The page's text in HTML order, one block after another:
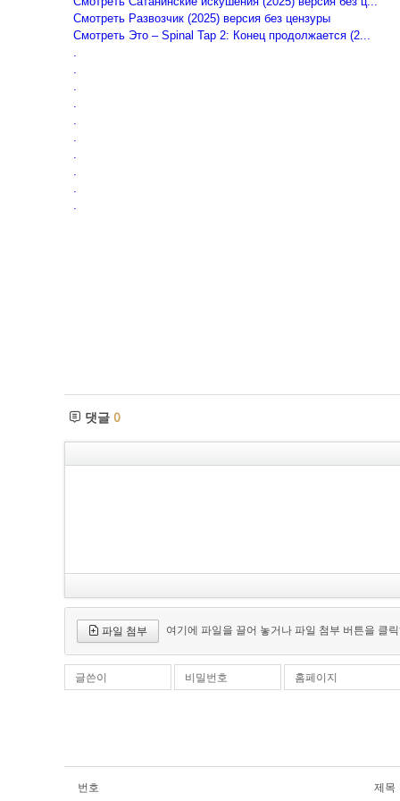
Смотреть Развозчик (2025) версия без цензуры
Смотреть Это – Spinal Tap 2: Конец продолжается (2...
.
.
.
.
.
.
.
.
.
.
댓글 0
파일 첨부 여기에 파일을 끌어 놓거나 파일 첨부 버튼을 클
글쓴이 비밀번호 홈페이지
번호 제목